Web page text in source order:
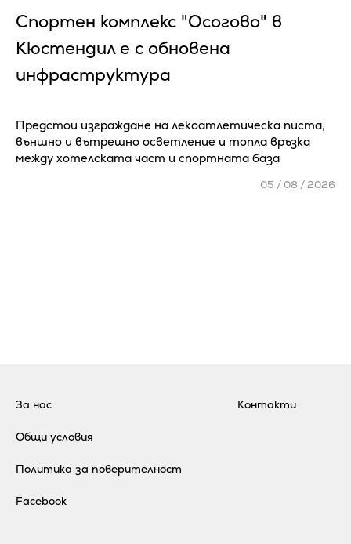
Спортен комплекс "Осогово" в
Кюстендил е с обновена
инфраструктура
Предстои изграждане на лекоатлетическа писта,
външно и вътрешно осветление и топла връзка
между хотелската част и спортната база
05 / 08 / 2026
За нас
Общи условия
Политика за поверителност
Контакти
Facebook